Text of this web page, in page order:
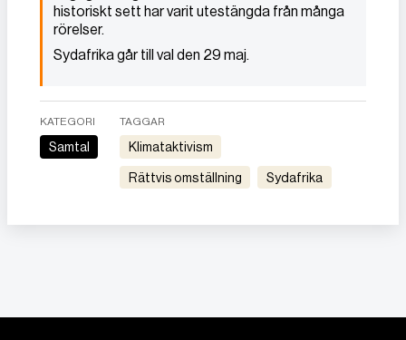
historiskt sett har varit utestängda från många
rörelser.
Sydafrika går till val den 29 maj.
KATEGORI
Samtal
TAGGAR
Klimataktivism
Rättvis omställning sydafrika